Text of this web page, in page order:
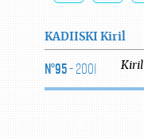
KADIISKI Kiril
N°95- 2001 Kiril